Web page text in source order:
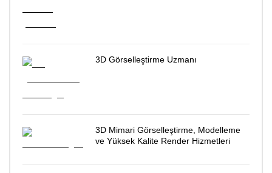
3D Görselleştirme Uzmanı
3D Mimari Görselleştirme, Modelleme
ve Yüksek Kalite Render Hizmetleri